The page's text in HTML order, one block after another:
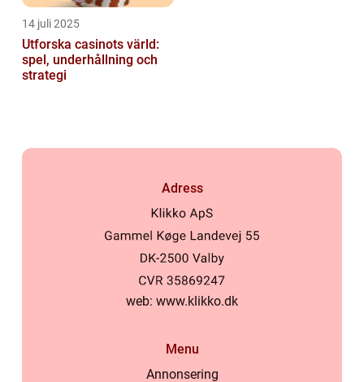
14 juli 2025
Utforska casinots värld:
spel, underhållning och
strategi
Adress
web: www.klikko.dk
Menu
Annonsering